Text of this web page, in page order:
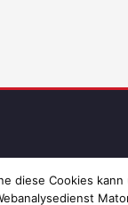
Datenschutz
diese Cookies